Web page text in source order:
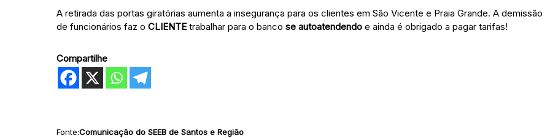
A retirada das portas giratórias aumenta a insegurança para os clientes em São Vicente e Praia Grande. A demissão
de funcionários faz o CLIENTE trabalhar para o banco se autoatendendo e ainda é obrigado a pagar tarifas!
Compartilhe
Fonte:Comunicação do SEEB de Santos e Região